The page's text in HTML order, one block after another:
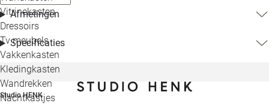
Vitrinekasten
Dressoirs
Tv meubels
Vakkenkasten
Kledingkasten
Wandrekken
Nachtkastjes
Afmetingen
Specificaties
Studio HENK